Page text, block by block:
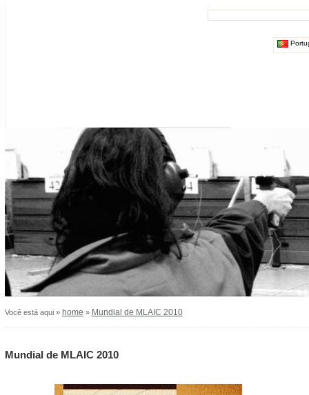
Você está aqui » home » Mundial de MLAIC 2010
Mundial de MLAIC 2010